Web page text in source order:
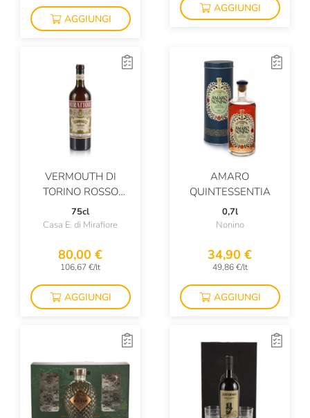
AGGIUNGI
AGGIUNGI
VERMOUTH DI
TORINO ROSSO
SUPERIORE
75cl
Casa E. di Mirafiore
80,00 €
106,67 €/lt
AGGIUNGI
AMARO
QUINTESSENTIA
0,7l
Nonino
34,90 €
49,86 €/lt
AGGIUNGI